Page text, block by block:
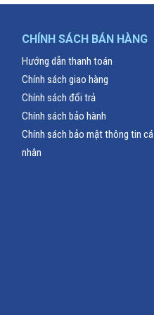
CHÍNH SÁCH BÁN HÀNG
Hướng dẫn thanh toán
Chính sách giao hàng
Chính sách đổi trả
Chính sách bảo hành
Chính sách bảo mật thông tin cá
nhân